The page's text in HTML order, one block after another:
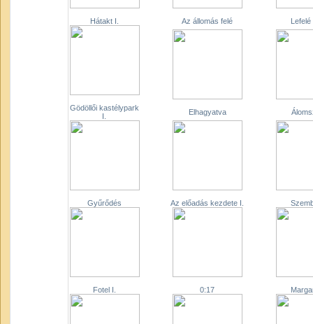
Hátakt I. Az állomás felé
Gödöllői kastélypark
I.
Elhagyatva
Gyűrődés Az előadás kezdete I.
Fotel I. 0:17